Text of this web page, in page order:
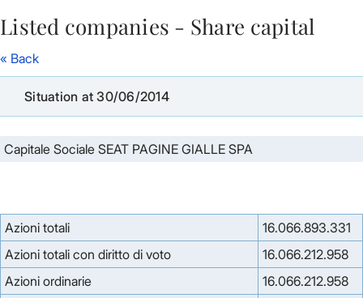
Skip to Main Content
Listed companies - Share capital
« Back
Situation at 30/06/2014
Capitale Sociale SEAT PAGINE GIALLE SPA
Azioni totali
16.066.893.331
Azioni totali con diritto di voto
16.066.212.958
Azioni ordinarie
16.066.212.958